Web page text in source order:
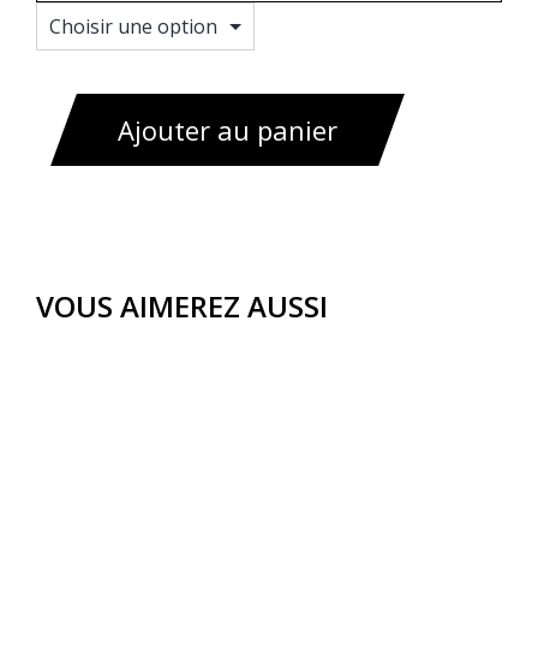
Ajouter au panier
VOUS AIMEREZ AUSSI